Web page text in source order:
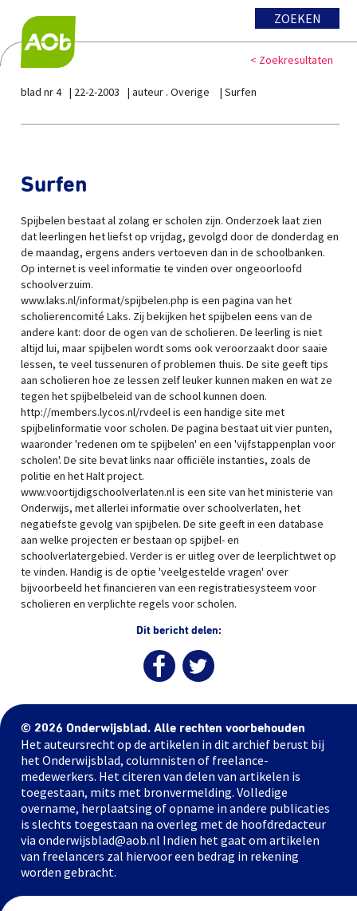
ZOEKEN
< Zoekresultaten
blad nr 4 22-2-2003 auteur . Overige Surfen
Surfen
Spijbelen bestaat al zolang er scholen zijn. Onderzoek laat zien
dat leerlingen het liefst op vrijdag, gevolgd door de donderdag en
de maandag, ergens anders vertoeven dan in de schoolbanken.
Op internet is veel informatie te vinden over ongeoorloofd
schoolverzuim.
www.laks.nl/informat/spijbelen.php is een pagina van het
scholierencomité Laks. Zij bekijken het spijbelen eens van de
andere kant: door de ogen van de scholieren. De leerling is niet
altijd lui, maar spijbelen wordt soms ook veroorzaakt door saaie
lessen, te veel tussenuren of problemen thuis. De site geeft tips
aan scholieren hoe ze lessen zelf leuker kunnen maken en wat ze
tegen het spijbelbeleid van de school kunnen doen.
http://members.lycos.nl/rvdeel is een handige site met
spijbelinformatie voor scholen. De pagina bestaat uit vier punten,
waaronder 'redenen om te spijbelen' en een 'vijfstappenplan voor
scholen'. De site bevat links naar officiële instanties, zoals de
politie en het Halt project.
www.voortijdigschoolverlaten.nl is een site van het ministerie van
Onderwijs, met allerlei informatie over schoolverlaten, het
negatiefste gevolg van spijbelen. De site geeft in een database
aan welke projecten er bestaan op spijbel- en
schoolverlatergebied. Verder is er uitleg over de leerplichtwet op
te vinden. Handig is de optie 'veelgestelde vragen' over
bijvoorbeeld het financieren van een registratiesysteem voor
scholieren en verplichte regels voor scholen.
Dit bericht delen:
© 2026 Onderwijsblad. Alle rechten voorbehouden
Het auteursrecht op de artikelen in dit archief berust bij
het Onderwijsblad, columnisten of freelance-
medewerkers. Het citeren van delen van artikelen is
toegestaan, mits met bronvermelding. Volledige
overname, herplaatsing of opname in andere publicaties
is slechts toegestaan na overleg met de hoofdredacteur
via onderwijsblad@aob.nl Indien het gaat om artikelen
van freelancers zal hiervoor een bedrag in rekening
worden gebracht.